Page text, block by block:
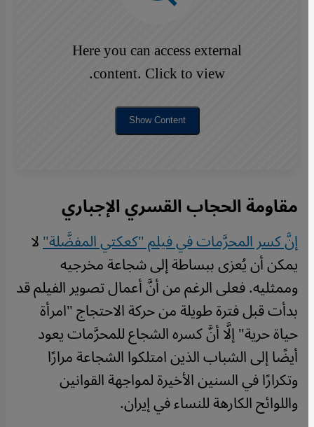
Here you can access external
content. Click to view.
Show Content
مقاومة الحجاب القسري الإجباري
إنَّ كسر المحرَّمات في فيلم "كعكتي المفضَّلة"لا
يمكن أن يُعزى ببساطة إلى شجاعة مخرجيه
وممثليه. فعلى الرغم من أنَّ أعمال تصوير الفيلم قد
بدأت قبل فترة طويلة من حركة الاحتجاج "امرأة
حياة حرية" إلَّا أنَّ كسره الشجاع للمحرَّمات يعود
أيضًا إلى الشباب الذين امتلكوا الشجاعة مرارًا
وتكرارًا في السنين الأخيرة لمواجهة القوانين
واللوائح الكارهة للنساء في إيران.